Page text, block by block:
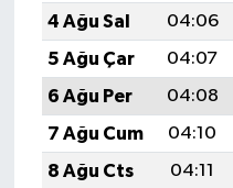
4 Ağu Sal
04:06
5 Ağu Çar
04:07
6 Ağu Per
04:08
7 Ağu Cum
04:10
8 Ağu Cts
04:11